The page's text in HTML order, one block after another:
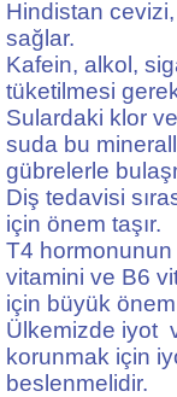
Hindistan
sağlar.
Kafein, alkol,
tüketilmesi
Sulardaki klor
suda bu
gübrelerle
Diş tedavisi
için önem taşır.
T4 hormonunun
vitamini ve B6
için büyük önem
Ülkemizde iyot
korunmak için
beslenmelidir.